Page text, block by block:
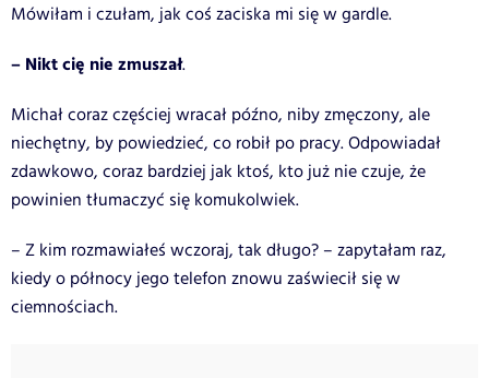
Mówiłam i czułam, jak coś zaciska mi się w gardle.
– Nikt cię nie zmuszał.
Michał coraz częściej wracał późno, niby zmęczony, ale
niechętny, by powiedzieć, co robił po pracy. Odpowiadał
zdawkowo, coraz bardziej jak ktoś, kto już nie czuje, że
powinien tłumaczyć się komukolwiek.
– Z kim rozmawiałeś wczoraj, tak długo? – zapytałam raz,
kiedy o północy jego telefon znowu zaświecił się w
ciemnościach.